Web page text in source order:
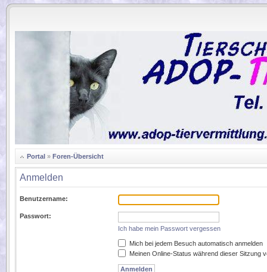
.
Portal » Foren-Übersicht
Anmelden
Benutzername:
Passwort:
Ich habe mein Passwort vergessen
Mich bei jedem Besuch automatisch anmelden
Meinen Online-Status während dieser Sitzung